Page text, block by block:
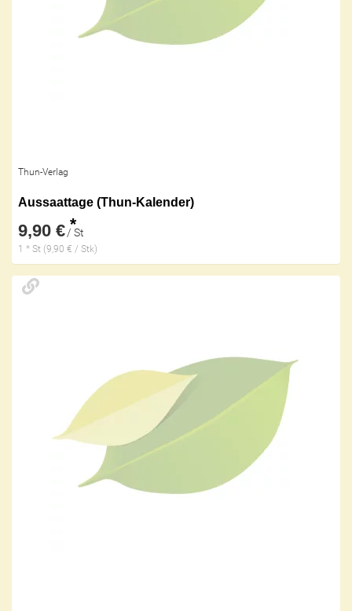
Thun-Verlag
Aussaattage (Thun-Kalender)
9,90 € *
/ St
1 * St (9,90 € / Stk)